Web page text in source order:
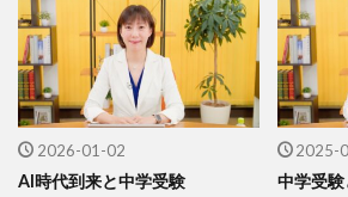
2026-01-02
AI時代到来と中学受験
2025-
中学受